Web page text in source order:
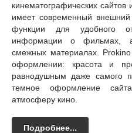
кинематографических
имеет современный
функции для удобного
информации о фильмах,
смежных материалах.
оформлении: красота и
равнодушным даже самого
темное оформление
атмосферу кино.
Подробнее...